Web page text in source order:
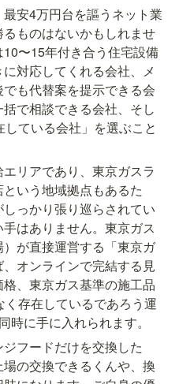
安4万円台を謳うネット業
ものはないかもしれませ
〜15年付き合う住宅設備
対応してくれる会社、メ
も代替案を提示できる会
で相談できる会社、そし
ている会社」を選ぶこと
リアであり、東京ガスラ
いう地域拠点もあるた
っかり張り巡らされてい
はありません。東京ガス
が直接運営する「東京ガ
オンラインで完結する見
、東京ガス基準の施工品
存在しているであろう運
時に手に入れられます。
フードだけを交換した
の交換できるくんや、換